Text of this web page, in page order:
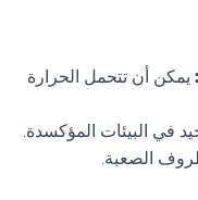
يمكن أن تتحمل الحرارة
في البيئات المؤكسدة.
الصعبة.